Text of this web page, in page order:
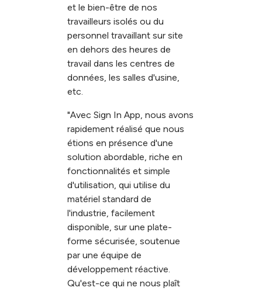
et le bien-être de nos
travailleurs isolés ou du
personnel travaillant sur site
en dehors des heures de
travail dans les centres de
données, les salles d'usine,
etc.
"Avec Sign In App, nous avons
rapidement réalisé que nous
étions en présence d'une
solution abordable, riche en
fonctionnalités et simple
d'utilisation, qui utilise du
matériel standard de
l'industrie, facilement
disponible, sur une plate-
forme sécurisée, soutenue
par une équipe de
développement réactive.
Qu'est-ce qui ne nous plaît